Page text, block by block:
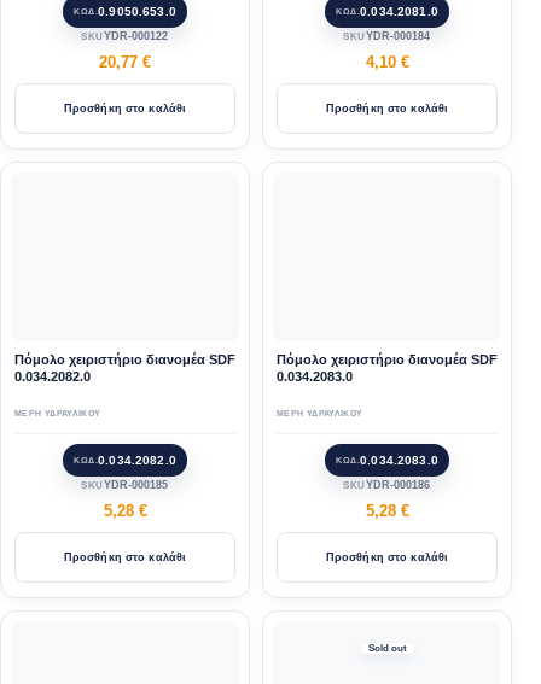
ΚΩΔ.0.9050.653.0
SKUYDR-000122
20,77 €
Προσθήκη στο καλάθι
ΚΩΔ.0.034.2081.0
SKUYDR-000184
4,10 €
Προσθήκη στο καλάθι
Πόμολο χειριστήριο διανομέα SDF
0.034.2082.0
ΜΕΡΗ ΥΔΡΑΥΛΙΚΟΥ
ΚΩΔ.0.034.2082.0
SKUYDR-000185
5,28 €
Προσθήκη στο καλάθι
Πόμολο χειριστήριο διανομέα SDF
0.034.2083.0
ΜΕΡΗ ΥΔΡΑΥΛΙΚΟΥ
ΚΩΔ.0.034.2083.0
SKUYDR-000186
5,28 €
Προσθήκη στο καλάθι
Sold out